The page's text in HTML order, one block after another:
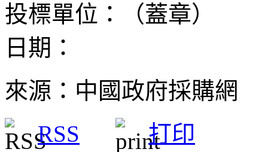
投標單位：（蓋章）
日期：
來源：中國政府採購網
RSS
打印